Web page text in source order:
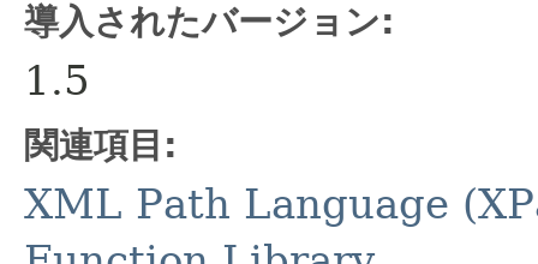
導入されたバージョン:
1.5
関連項目:
XML Path Language